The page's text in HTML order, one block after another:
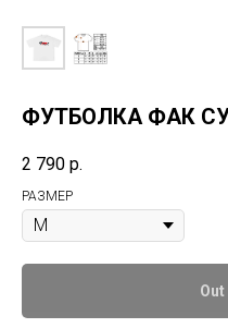
ФУТБОЛКА ФАК
2 790 р.
РАЗМЕР